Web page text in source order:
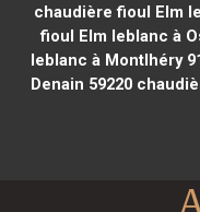
chaudière fioul Elm
fioul Elm leblanc à
leblanc à Montlhéry
Denain 59220